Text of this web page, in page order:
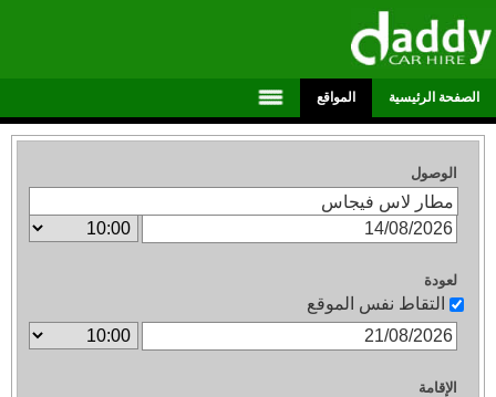
الصفحة الرئيسية المواقع
الوصول
لعودة
التقاط نفس الموقع
الإقامة